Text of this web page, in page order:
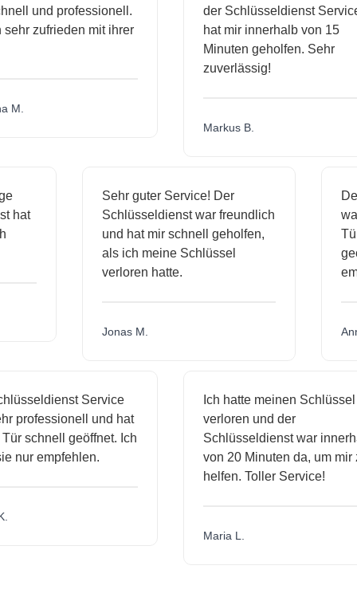
und professionell.
zufrieden mit ihrer
M.
der Schlüsseldienst Service
hat mir innerhalb von 15
Minuten geholfen. Sehr
zuverlässig!
Markus B.
hat
Sehr guter Service! Der
Schlüsseldienst war freundlich
und hat mir schnell geholfen,
als ich meine Schlüssel
verloren hatte.
Jonas M.
Service
professionell und hat
schnell geöffnet. Ich
nur empfehlen.
Ich hatte meinen Schlüssel
verloren und der
Schlüsseldienst war
von 20 Minuten da, um mir
helfen. Toller Service!
Maria L.